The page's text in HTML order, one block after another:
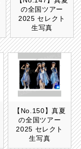
の全国ツアー
2025 セレクト
生写真
【No.150】真夏
の全国ツアー
2025 セレクト
生写真